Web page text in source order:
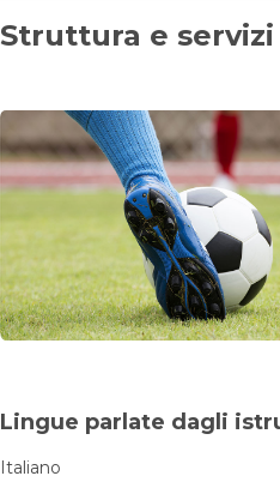
Struttura e servizi
Lingue parlate dagli
Italiano